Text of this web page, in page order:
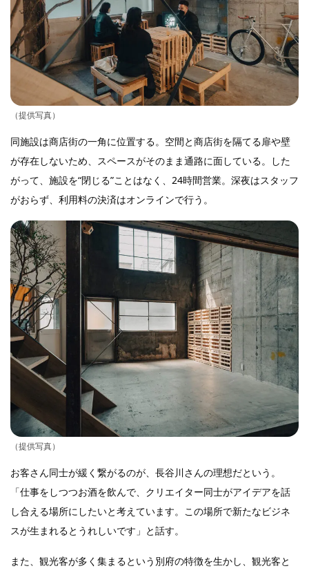
（提供写真）
同施設は商店街の一角に位置する。空間と商店街を隔てる扉や壁
が存在しないため、スペースがそのまま通路に面している。した
がって、施設を“閉じる”ことはなく、24時間営業。深夜はスタッフ
がおらず、利用料の決済はオンラインで行う。
（提供写真）
お客さん同士が緩く繋がるのが、長谷川さんの理想だという。
「仕事をしつつお酒を飲んで、クリエイター同士がアイデアを話
し合える場所にしたいと考えています。この場所で新たなビジネ
スが生まれるとうれしいです」と話す。
また、観光客が多く集まるという別府の特徴を生かし、観光客と